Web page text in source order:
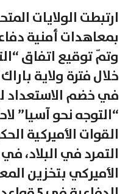
ارتبطت الولايات
بمعاهدات أمنية
وتمّ توقيع اتفاق
في خضم الاستعداد
“التوجه نحو آسيا”
القوات الأميركية
التمرد في البلاد،
الأميركي بتخزين